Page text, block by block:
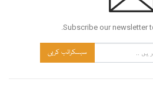
Subscribe our newsletter
سبسکرائب کریں